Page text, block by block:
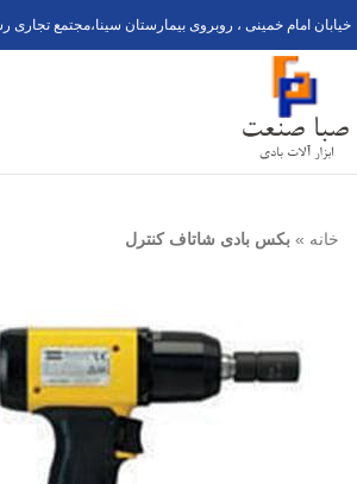
خیابان امام خمینی ، روبروی بیمارستان سینا،مجتمع تجاری رشید 3، طبقه اول ،
خانه » بکس بادی شاتاف کنترل